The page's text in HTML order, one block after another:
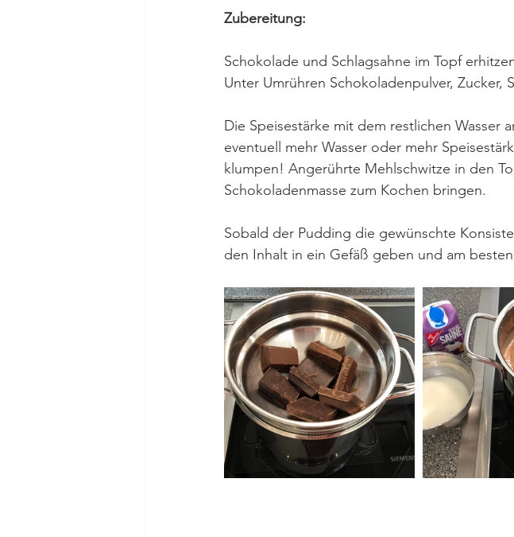
Zubereitung:
Schokolade und Schlagsahne im Topf
Unter Umrühren Schokoladenpulver, Zucker,
Die Speisestärke mit dem restlichen Wasser
eventuell mehr Wasser oder mehr
klumpen! Angerührte Mehlschwitze in den
Schokoladenmasse zum Kochen bringen.
Sobald der Pudding die gewünschte
den Inhalt in ein Gefäß geben und am